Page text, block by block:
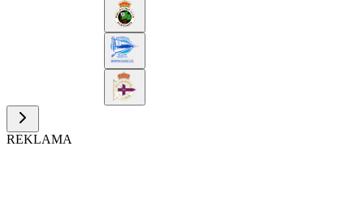
REKLAMA